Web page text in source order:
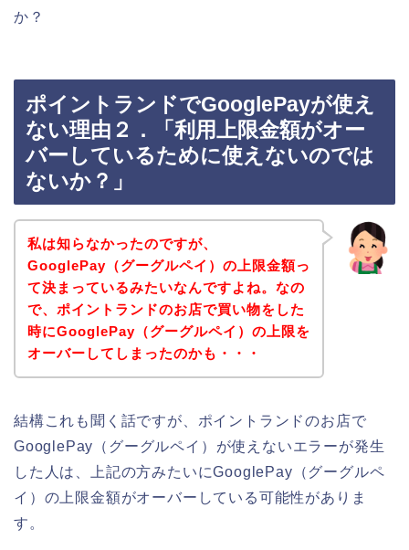
か？
ポイントランドでGooglePayが使え
ない理由２．「利用上限金額がオー
バーしているために使えないのでは
ないか？」
私は知らなかったのですが、
GooglePay（グーグルペイ）の上限金額っ
て決まっているみたいなんですよね。なの
で、ポイントランドのお店で買い物をした
時にGooglePay（グーグルペイ）の上限を
オーバーしてしまったのかも・・・
結構これも聞く話ですが、ポイントランドのお店で
GooglePay（グーグルペイ）が使えないエラーが発生
した人は、上記の方みたいにGooglePay（グーグルペ
イ）の上限金額がオーバーしている可能性がありま
す。